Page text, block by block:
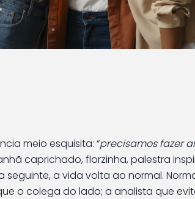
empresas:
meio esquisita: “precisamos fazer
caprichado, florzinha, palestra
seguinte, a vida volta ao normal.
o colega do lado; a analista que